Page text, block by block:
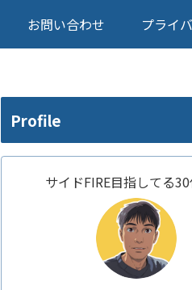
お問い合わせ プライ
Profile
サイドFIRE目指してる